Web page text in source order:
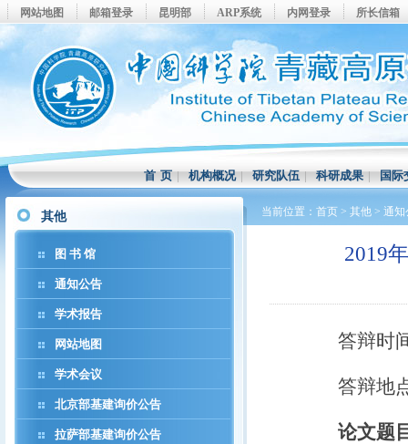
网站地图 邮箱登录 昆明部 ARP系统 内网登录 所长信箱
首 页|机构概况|研究队伍|科研成果|国际
其他
图 书 馆
通知公告
学术报告
网站地图
学术会议
北京部基建询价公告
拉萨部基建询价公告
当前位置： 首页 > 其他 > 通知
2019
答辩时间
答辩地点
论文题